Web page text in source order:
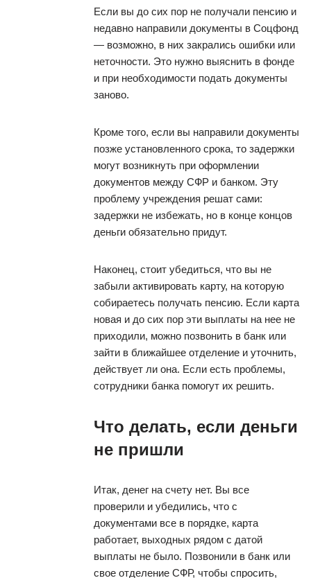
Если вы до сих пор не получали пенсию и
недавно направили документы в Соцфонд
— возможно, в них закрались ошибки или
неточности. Это нужно выяснить в фонде
и при необходимости подать документы
заново.
Кроме того, если вы направили документы
позже установленного срока, то задержки
могут возникнуть при оформлении
документов между СФР и банком. Эту
проблему учреждения решат сами:
задержки не избежать, но в конце концов
деньги обязательно придут.
Наконец, стоит убедиться, что вы не
забыли активировать карту, на которую
собираетесь получать пенсию. Если карта
новая и до сих пор эти выплаты на нее не
приходили, можно позвонить в банк или
зайти в ближайшее отделение и уточнить,
действует ли она. Если есть проблемы,
сотрудники банка помогут их решить.
Что делать, если деньги
не пришли
Итак, денег на счету нет. Вы все
проверили и убедились, что с
документами все в порядке, карта
работает, выходных рядом с датой
выплаты не было. Позвонили в банк или
свое отделение СФР, чтобы спросить,